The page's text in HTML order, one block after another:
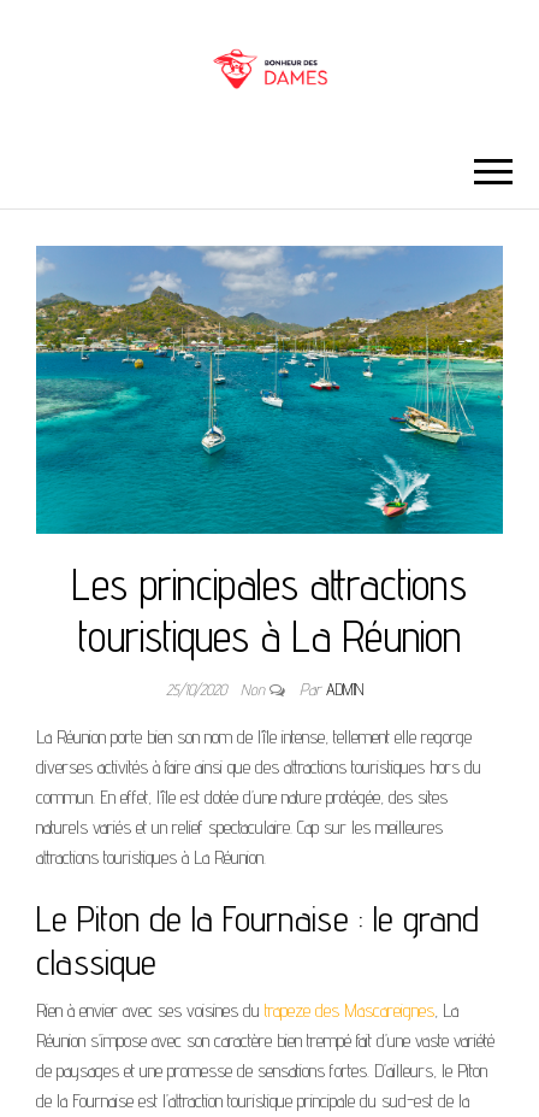
DAMES
Les principales attractions
touristiques à La Réunion
25/10/2020 Non ParADMIN
La Réunion porte bien son nom de l’île intense, tellement elle regorge
diverses activités à faire ainsi que des attractions touristiques hors du
commun. En effet, l’île est dotée d’une nature protégée, des sites
naturels variés et un relief spectaculaire. Cap sur les meilleures
attractions touristiques à La Réunion.
Le Piton de la Fournaise : le grand
classique
Rien à envier avec ses voisines du trapeze des Mascareignes, La
Réunion s’impose avec son caractère bien trempé fait d’une vaste variété
de paysages et une promesse de sensations fortes. D’ailleurs, le Piton
de la Fournaise est l’attraction touristique principale du sud-est de la